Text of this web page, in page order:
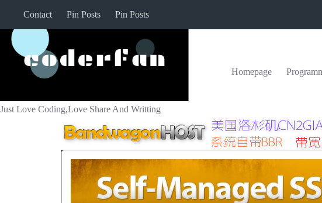
Contact Pin Posts Pin Posts
Just Love Coding,Love Share And Writting
Homepage